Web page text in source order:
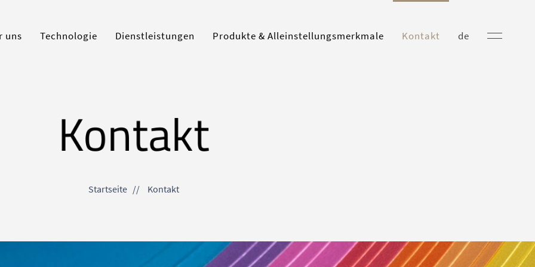
uns Technologie Dienstleistungen Produkte & Alleinstellungsmerkmale Kontakt de
Kontakt
Startseite Kontakt